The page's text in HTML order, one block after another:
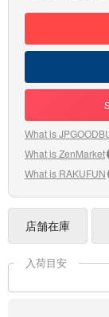
What is
What is ZenMarket
What is RAKUFUN
店舗在庫
入荷目安